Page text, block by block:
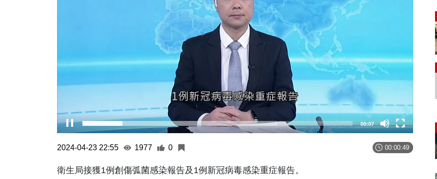
00:08
2024-04-23 22:55 1977 0 00:00:49
衛生局接獲1例創傷弧菌感染報告及1例新冠病毒感染重症報告。